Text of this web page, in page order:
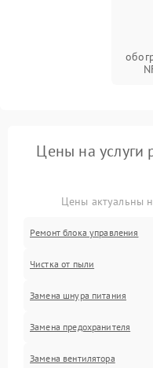
Цены на услуги
Цены актуальны
Ремонт блока управления
Чистка от пыли
Замена шнура питания
Замена предохранителя
Замена вентилятора